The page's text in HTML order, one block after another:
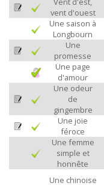
vent d'ouest
Une saison à
Longbourn
Une
promesse
Une page
d'amour
Une odeur
de
gingembre
Une joie
féroce
Une femme
simple et
honnête
Une chinoise